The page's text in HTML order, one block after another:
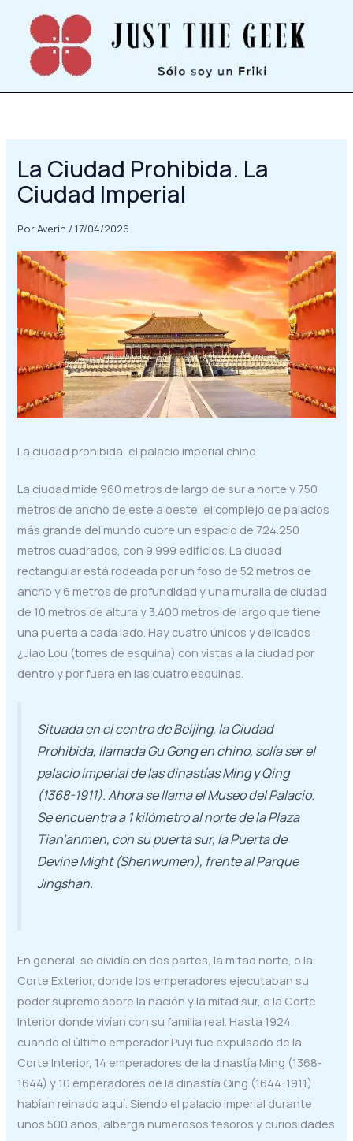
contenido
La Ciudad Prohibida. La
Ciudad Imperial
PorAverin /17/04/2026
La ciudad prohibida, el palacio imperial chino
La ciudad mide 960 metros de largo de sur a norte y 750
metros de ancho de este a oeste, el complejo de palacios
más grande del mundo cubre un espacio de 724.250
metros cuadrados, con 9.999 edificios. La ciudad
rectangular está rodeada por un foso de 52 metros de
ancho y 6 metros de profundidad y una muralla de ciudad
de 10 metros de altura y 3.400 metros de largo que tiene
una puerta a cada lado. Hay cuatro únicos y delicados
¿Jiao Lou (torres de esquina) con vistas a la ciudad por
dentro y por fuera en las cuatro esquinas.
Situada en el centro de Beijing, la Ciudad
Prohibida, llamada Gu Gong en chino, solía ser el
palacio imperial de las dinastías Ming y Qing
(1368-1911). Ahora se llama el Museo del Palacio.
Se encuentra a 1 kilómetro al norte de la Plaza
Tian’anmen, con su puerta sur, la Puerta de
Devine Might (Shenwumen), frente al Parque
Jingshan.
En general, se dividía en dos partes, la mitad norte, o la
Corte Exterior, donde los emperadores ejecutaban su
poder supremo sobre la nación y la mitad sur, o la Corte
Interior donde vivían con su familia real. Hasta 1924,
cuando el último emperador Puyi fue expulsado de la
Corte Interior, 14 emperadores de la dinastía Ming (1368-
1644) y 10 emperadores de la dinastía Qing (1644-1911)
habían reinado aquí. Siendo el palacio imperial durante
unos 500 años, alberga numerosos tesoros y curiosidades